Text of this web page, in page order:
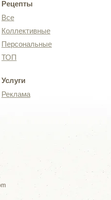
Рецепты
Все
Коллективные
Персональные
ТОП
Услуги
Реклама